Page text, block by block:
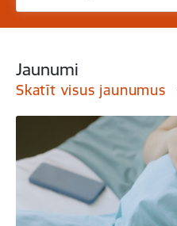
Jaunumi
Skatīt visus jaunumus